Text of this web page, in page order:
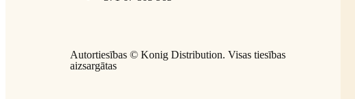
Autortiesības © Konig Distribution. Visas tiesības
aizsargātas